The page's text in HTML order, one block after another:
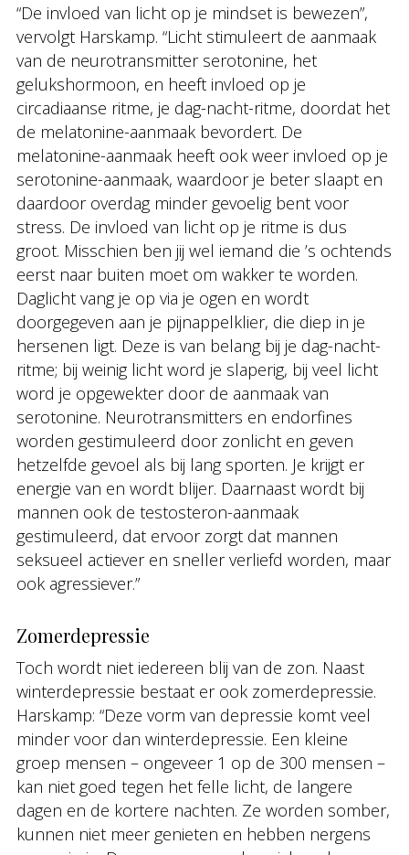
“De invloed van licht op je mindset is bewezen”,
vervolgt Harskamp. “Licht stimuleert de aanmaak
van de neurotransmitter serotonine, het
gelukshormoon, en heeft invloed op je
circadiaanse ritme, je dag-nacht-ritme, doordat het
de melatonine-aanmaak bevordert. De
melatonine-aanmaak heeft ook weer invloed op je
serotonine-aanmaak, waardoor je beter slaapt en
daardoor overdag minder gevoelig bent voor
stress. De invloed van licht op je ritme is dus
groot. Misschien ben jij wel iemand die ’s ochtends
eerst naar buiten moet om wakker te worden.
Daglicht vang je op via je ogen en wordt
doorgegeven aan je pijnappelklier, die diep in je
hersenen ligt. Deze is van belang bij je dag-nacht-
ritme; bij weinig licht word je slaperig, bij veel licht
word je opgewekter door de aanmaak van
serotonine. Neurotransmitters en endorfines
worden gestimuleerd door zonlicht en geven
hetzelfde gevoel als bij lang sporten. Je krijgt er
energie van en wordt blijer. Daarnaast wordt bij
mannen ook de testosteron-aanmaak
gestimuleerd, dat ervoor zorgt dat mannen
seksueel actiever en sneller verliefd worden, maar
ook agressiever.”
Zomerdepressie
Toch wordt niet iedereen blij van de zon. Naast
winterdepressie bestaat er ook zomerdepressie.
Harskamp: “Deze vorm van depressie komt veel
minder voor dan winterdepressie. Een kleine
groep mensen – ongeveer 1 op de 300 mensen –
kan niet goed tegen het felle licht, de langere
dagen en de kortere nachten. Ze worden somber,
kunnen niet meer genieten en hebben nergens